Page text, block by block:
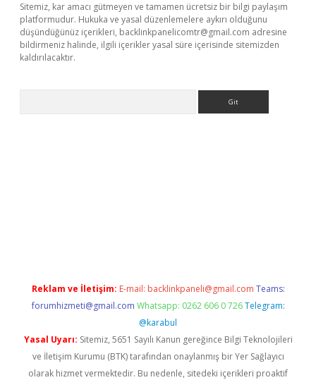
Sitemiz, kar amacı gütmeyen ve tamamen ücretsiz bir bilgi paylaşım
platformudur. Hukuka ve yasal düzenlemelere aykırı olduğunu
düşündüğünüz içerikleri, backlinkpanelicomtr@gmail.com adresine
bildirmeniz halinde, ilgili içerikler yasal süre içerisinde sitemizden
kaldırılacaktır.
Reklam ve İletişim: E-mail: backlinkpaneli@gmail.com Teams:
forumhizmeti@gmail.com Whatsapp: 0262 606 0 726 Telegram:
@karabul
Yasal Uyarı: Sitemiz, 5651 Sayılı Kanun gereğince Bilgi Teknolojileri
ve İletişim Kurumu (BTK) tarafından onaylanmış bir Yer Sağlayıcı
olarak hizmet vermektedir. Bu nedenle, sitedeki içerikleri proaktif